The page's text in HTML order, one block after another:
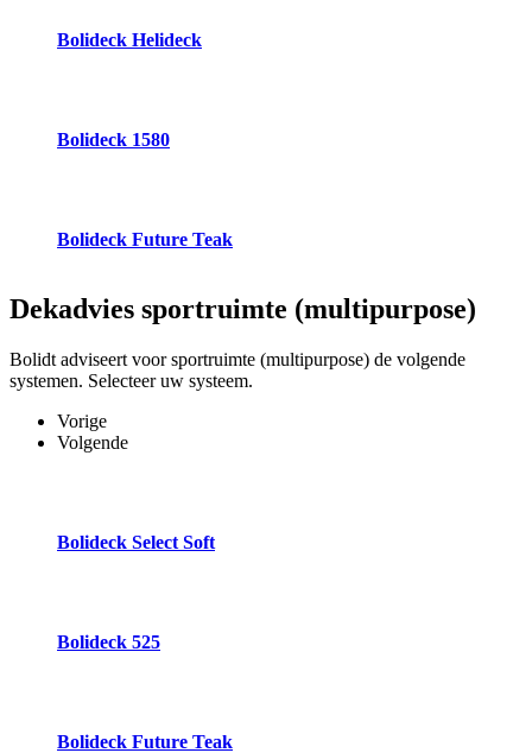
Bolideck Helideck
Bolideck 1580
Bolideck Future Teak
Dekadvies sportruimte (multipurpose)
Bolidt adviseert voor sportruimte (multipurpose) de volgende
systemen. Selecteer uw systeem.
Vorige
Volgende
Bolideck Select Soft
Bolideck 525
Bolideck Future Teak